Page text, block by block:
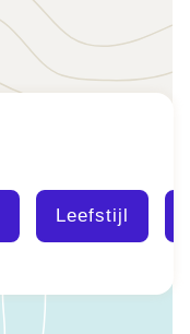
Leefstijl